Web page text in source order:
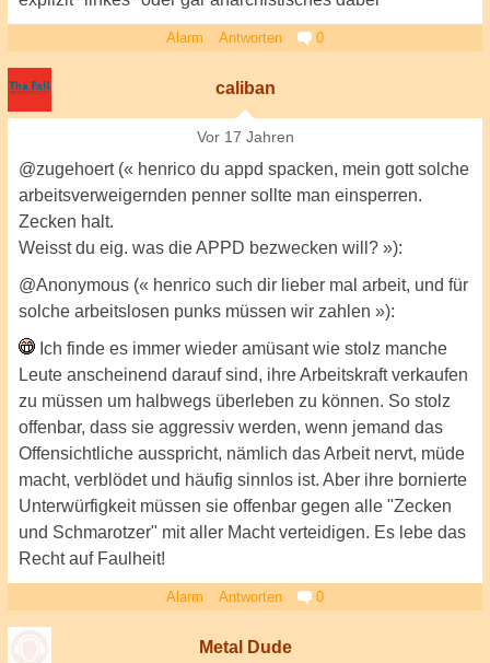
Alarm Antworten 0
caliban
Vor 17 Jahren
@zugehoert (« henrico du appd spacken, mein gott solche
arbeitsverweigernden penner sollte man einsperren.
Zecken halt.
Weisst du eig. was die APPD bezwecken will? »):
@Anonymous (« henrico such dir lieber mal arbeit, und für
solche arbeitslosen punks müssen wir zahlen »):
Ich finde es immer wieder amüsant wie stolz manche
Leute anscheinend darauf sind, ihre Arbeitskraft verkaufen
zu müssen um halbwegs überleben zu können. So stolz
offenbar, dass sie aggressiv werden, wenn jemand das
Offensichtliche ausspricht, nämlich das Arbeit nervt, müde
macht, verblödet und häufig sinnlos ist. Aber ihre bornierte
Unterwürfigkeit müssen sie offenbar gegen alle "Zecken
und Schmarotzer" mit aller Macht verteidigen. Es lebe das
Recht auf Faulheit!
Alarm Antworten 0
Metal Dude